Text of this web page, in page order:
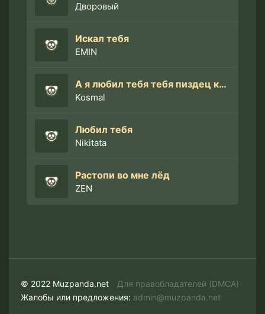
Дворовый
Искал тебя
EMIN
А я любил тебя тебя пиздец как (speed up)
Kosmal
Любил тебя
Nikitata
Растопи во мне лёд
ZEN
© 2022 Muzpanda.net
Для правобладателей (DMCA)
Жалобы или предложения: admin@muzpanda.net